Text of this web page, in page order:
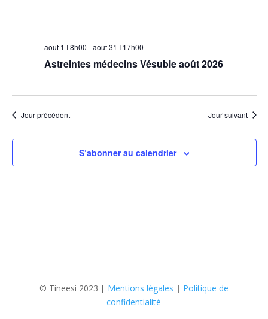
août 1 I 8h00 -août 31 I 17h00
Astreintes médecins Vésubie août 2026
Jour précédent Jour suivant
S’abonner au calendrier
© Tineesi 2023 | Mentions légales | Politique de
confidentialité